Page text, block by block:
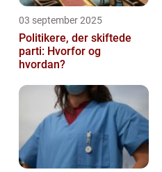
03 september 2025
Politikere, der skiftede
parti: Hvorfor og
hvordan?